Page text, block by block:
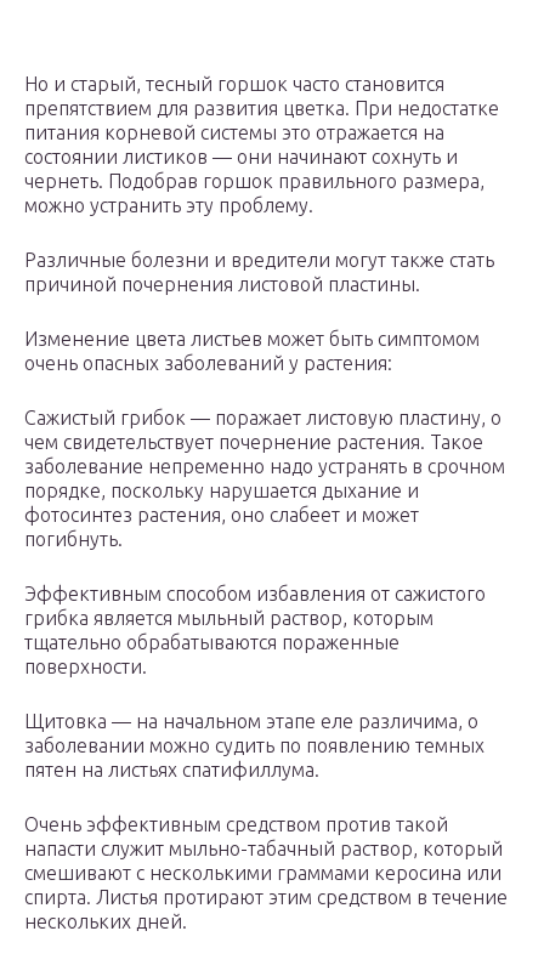
Но и старый, тесный горшок часто становится
препятствием для развития цветка. При недостатке
питания корневой системы это отражается на
состоянии листиков — они начинают сохнуть и
чернеть. Подобрав горшок правильного размера,
можно устранить эту проблему.
Различные болезни и вредители могут также стать
причиной почернения листовой пластины.
Изменение цвета листьев может быть симптомом
очень опасных заболеваний у растения:
Сажистый грибок — поражает листовую пластину, о
чем свидетельствует почернение растения. Такое
заболевание непременно надо устранять в срочном
порядке, поскольку нарушается дыхание и
фотосинтез растения, оно слабеет и может
погибнуть.
Эффективным способом избавления от сажистого
грибка является мыльный раствор, которым
тщательно обрабатываются пораженные
поверхности.
Щитовка — на начальном этапе еле различима, о
заболевании можно судить по появлению темных
пятен на листьях спатифиллума.
Очень эффективным средством против такой
напасти служит мыльно-табачный раствор, который
смешивают с несколькими граммами керосина или
спирта. Листья протирают этим средством в течение
нескольких дней.